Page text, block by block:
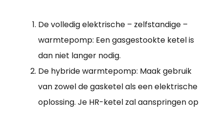
De volledig elektrische – zelfstandige –
warmtepomp: Een gasgestookte ketel is
dan niet langer nodig.
De hybride warmtepomp: Maak gebruik
van zowel de gasketel als een elektrische
oplossing. Je HR-ketel zal aanspringen op